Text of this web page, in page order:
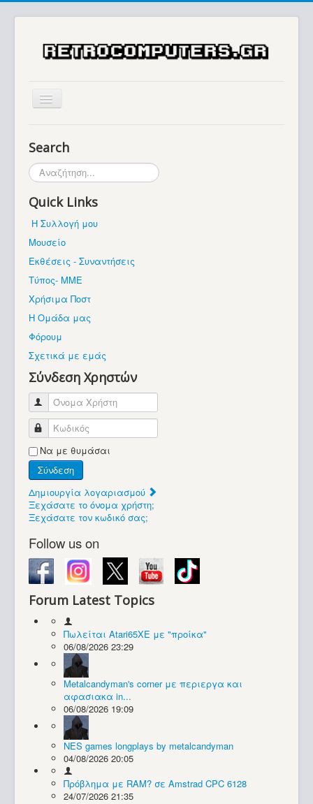
Μουσείο
Βρίσκεστε εδώ:
Συλλογές / Projects
Search
Αναζήτηση...
Quick Links
Η Συλλογή μου
Μουσείο
Εκθέσεις - Συναντήσεις
Τύπος- ΜΜΕ
Χρήσιμα Ποστ
Η Ομάδα μας
Φόρουμ
Σχετικά με εμάς
Σύνδεση Χρηστών
Όνομα Χρήστη
Κωδικός
Να με θυμάσαι
Σύνδεση
Δημιουργία λογαριασμού
Ξεχάσατε το όνομα χρήστη;
Ξεχάσατε τον κωδικό σας;
Follow us on
Forum Latest Topics
Πωλείται Atari65XE με "προίκα"
06/08/2026 23:29
Metalcandyman's corner με περιεργα και
αφασιακα in...
06/08/2026 19:09
NES games longplays by metalcandyman
04/08/2026 20:05
Πρόβλημα με RAM? σε Amstrad CPC 6128
24/07/2026 21:35